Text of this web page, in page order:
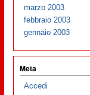
marzo 2003
febbraio 2003
gennaio 2003
Meta
Accedi